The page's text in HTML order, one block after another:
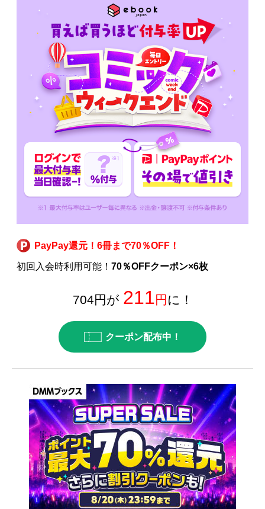
PayPay還元！6冊まで70％OFF！
初回入会時利用可能！ 70％OFFクーポン×6枚
704円が 211円 に！
クーポン配布中！